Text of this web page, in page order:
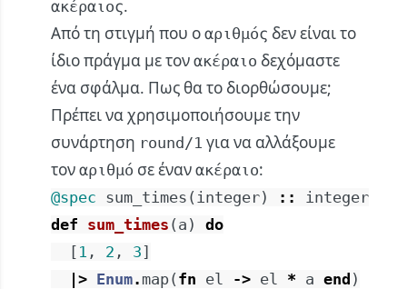
ακέραιος.
Από τη στιγμή που ο αριθμός δεν είναι το
ίδιο πράγμα με τον ακέραιο δεχόμαστε
ένα σφάλμα. Πως θα το διορθώσουμε;
Πρέπει να χρησιμοποιήσουμε την
συνάρτηση round/1 για να αλλάξουμε
τον αριθμό σε έναν ακέραιο:
@spec sum_times ( integer) ::
integer
def sum_times ( a )
do
[ 1 , 2 , 3]
|> Enum. map( fn el -> el * a end )